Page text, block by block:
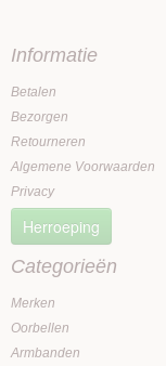
Informatie
Betalen
Bezorgen
Retourneren
Algemene Voorwaarden
Privacy
Herroeping
Categorieën
Merken
Oorbellen
Armbanden